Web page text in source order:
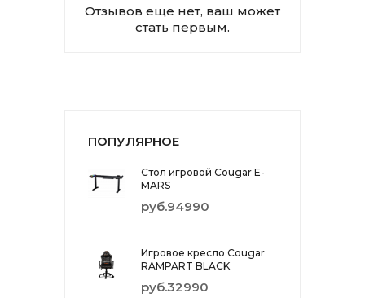
Отзывов еще нет, ваш может
стать первым.
ПОПУЛЯРНОЕ
Стол игровой Cougar E-
MARS
руб.94990
Игровое кресло Cougar
RAMPART BLACK
руб.32990